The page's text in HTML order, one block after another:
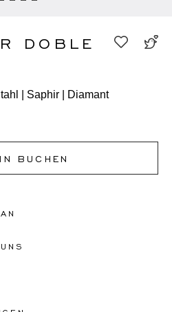
DOBLE
| Saphir | Diamant
BUCHEN